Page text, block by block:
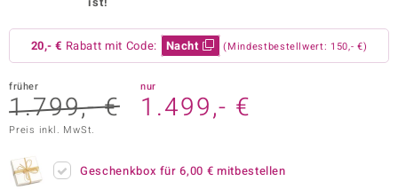
Paraíso
20,- € Rabatt mit Code: Nacht (Mindestbestellwert: 150,- €)
früher
1.799,- €
nur
1.499,- €
Preis inkl. MwSt.
Geschenkbox für6,00 € mitbestellen